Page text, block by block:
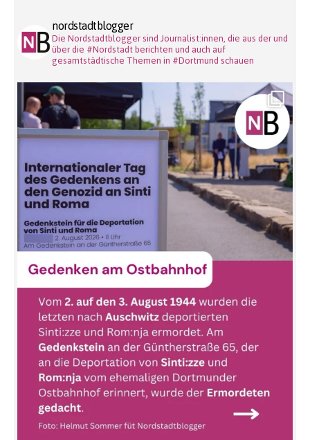
nordstadtblogger
Die Nordstadtblogger sind Journalist:innen, die aus der und
über die #Nordstadt berichten und auch auf
gesamtstädtische Themen in #Dortmund schauen